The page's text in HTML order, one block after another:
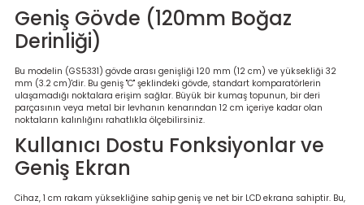
Geniş Gövde (120mm Boğaz
Derinliği)
Bu modelin (GS5331) gövde arası genişliği 120 mm (12 cm) ve yüksekliği 32
mm (3.2 cm)'dir. Bu geniş "C" şeklindeki gövde, standart komparatörlerin
ulaşamadığı noktalara erişim sağlar. Büyük bir kumaş topunun, bir deri
parçasının veya metal bir levhanın kenarından 12 cm içeriye kadar olan
noktaların kalınlığını rahatlıkla ölçebilirsiniz.
Kullanıcı Dostu Fonksiyonlar ve
Geniş Ekran
Cihaz, 1 cm rakam yüksekliğine sahip geniş ve net bir LCD ekrana sahiptir. Bu,